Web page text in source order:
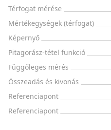
Térfogat mérése
Mértékegységek (térfogat)
Képernyő
Pitagorász-tétel funkció
Függőleges mérés
Összeadás és kivonás
Referenciapont
Referenciapont